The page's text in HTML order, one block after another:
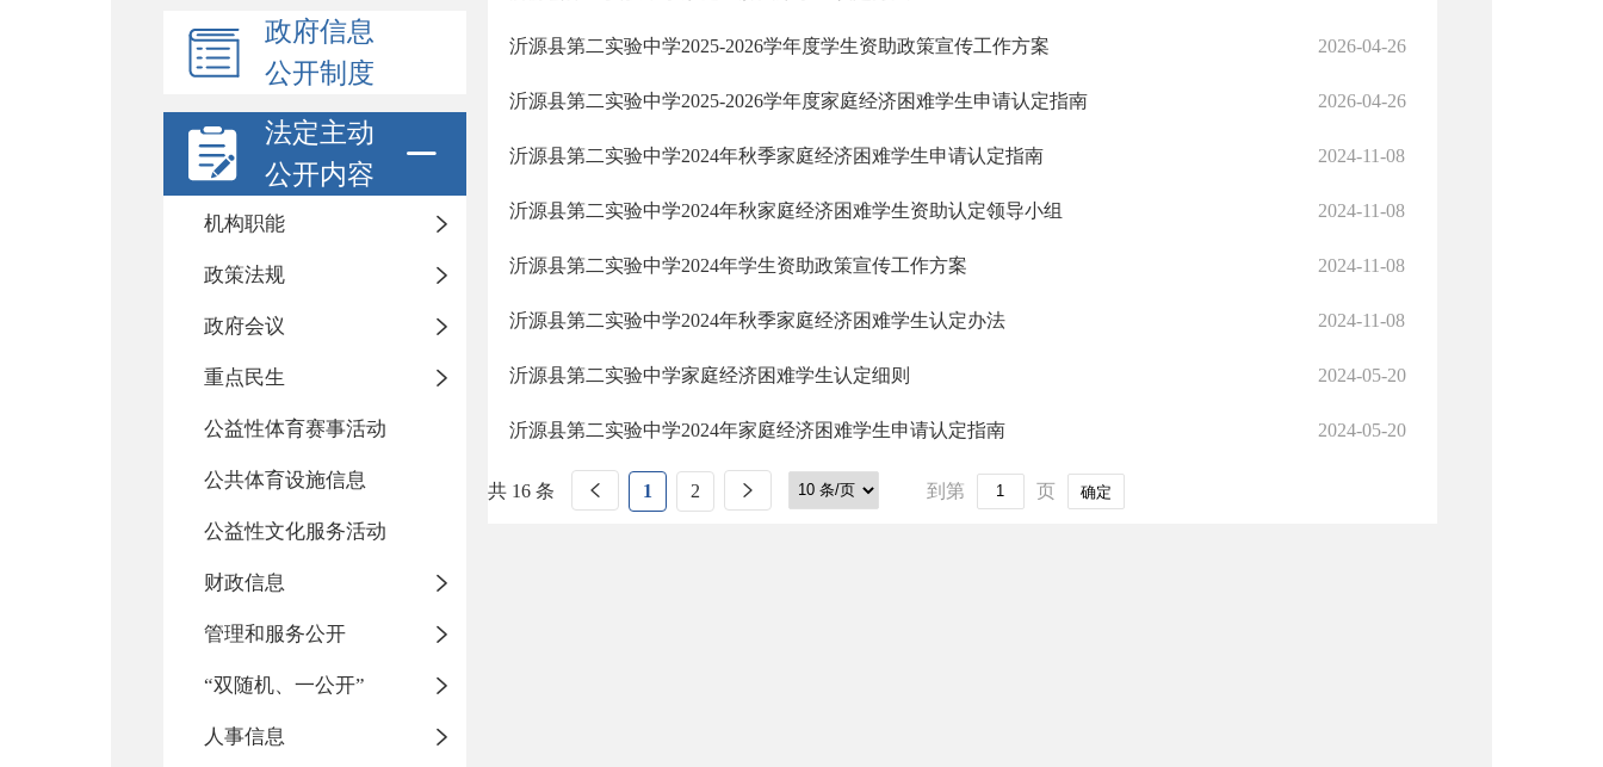
政府信息
公开制度
法定主动
公开内容
机构职能
政策法规
政府会议
重点民生
公益性体育赛事活动
公共体育设施信息
公益性文化服务活动
财政信息
管理和服务公开
“双随机、一公开”
人事信息
沂源县第二实验中学2025-2026学年度学生资助政策宣传工作方案 2026-04-26
沂源县第二实验中学2025-2026学年度家庭经济困难学生申请认定指南 2026-04-26
沂源县第二实验中学2024年秋季家庭经济困难学生申请认定指南 2024-11-08
沂源县第二实验中学2024年秋家庭经济困难学生资助认定领导小组 2024-11-08
沂源县第二实验中学2024年学生资助政策宣传工作方案 2024-11-08
沂源县第二实验中学2024年秋季家庭经济困难学生认定办法 2024-11-08
沂源县第二实验中学家庭经济困难学生认定细则 2024-05-20
沂源县第二实验中学2024年家庭经济困难学生申请认定指南 2024-05-20
共 16 条 1 2 到第 页 确定